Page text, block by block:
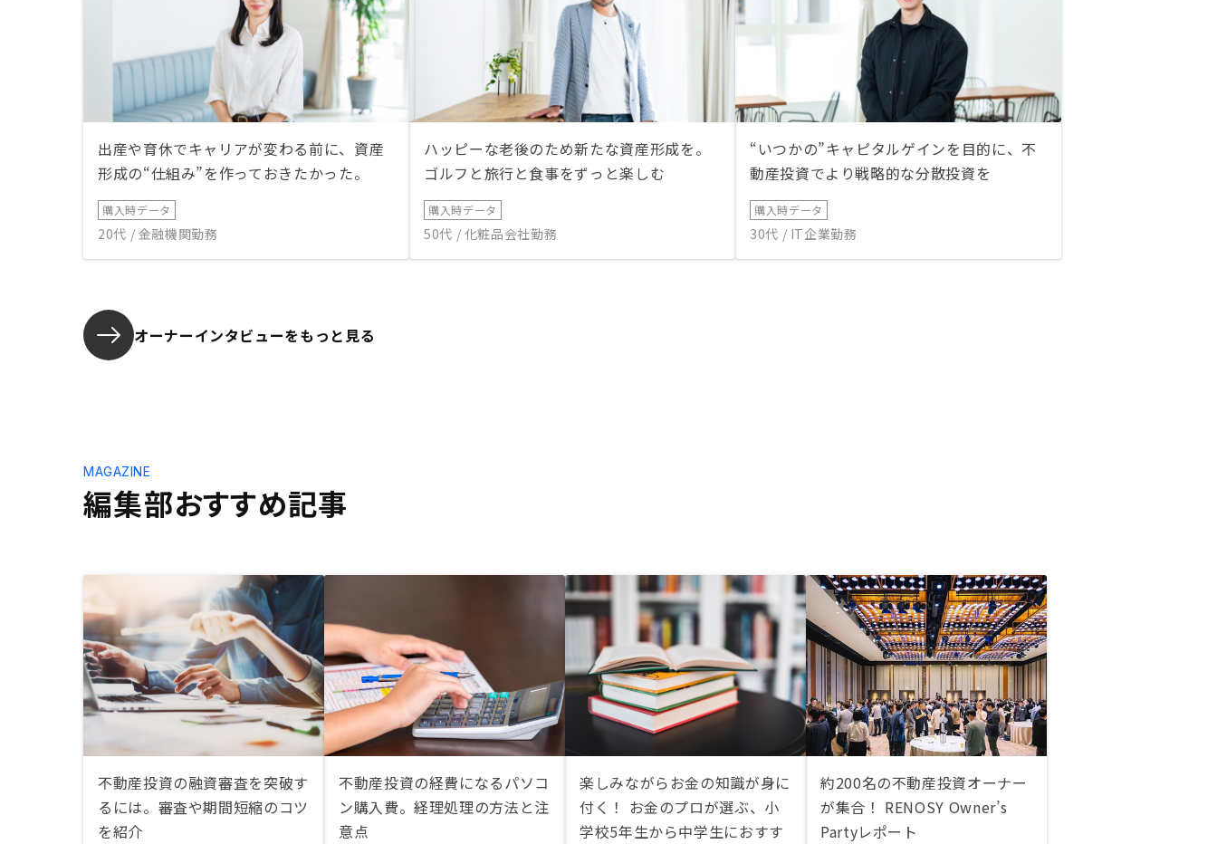
出産や育休でキャリアが変わる前に、資産
形成の“仕組み”を作っておきたかった。
購入時データ
20代 / 金融機関勤務
ハッピーな老後のため新たな資産形成を。
ゴルフと旅行と食事をずっと楽しむ
購入時データ
50代 / 化粧品会社勤務
“いつかの”キャピタルゲインを目的に、不
動産投資でより戦略的な分散投資を
購入時データ
30代 / IT企業勤務
オーナーインタビューをもっと見る
編集部おすすめ記事
MAGAZINE
不動産投資の融資審査を突破す
るには。審査や期間短縮のコツ
を紹介
不動産投資の経費になるパソコ
ン購入費。経理処理の方法と注
意点
楽しみながらお金の知識が身に
付く！ お金のプロが選ぶ、小
学校5年生から中学生におすす
約200名の不動産投資オーナー
が集合！ RENOSY Owner’s
Partyレポート